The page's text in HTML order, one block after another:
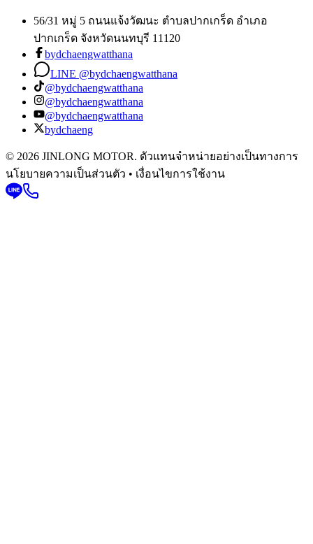
56/31 หมู่ 5 ถนนแจ้งวัฒนะ ตำบลปากเกร็ด อำเภอ
ปากเกร็ด จังหวัดนนทบุรี 11120
bydchaengwatthana
LINE @bydchaengwatthana
@bydchaengwatthana
@bydchaengwatthana
@bydchaengwatthana
bydchaeng
© 2026 JINLONG MOTOR. ตัวแทนจำหน่ายอย่างเป็นทางการ
นโยบายความเป็นส่วนตัว • เงื่อนไขการใช้งาน